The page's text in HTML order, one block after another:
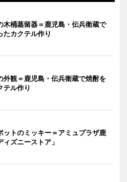
木桶蒸留器＝鹿児島・伝兵衛蔵で
たカクテル作り
外観＝鹿児島・伝兵衛蔵で焼酎を
テル作り
ットのミッキー＝アミュプラザ鹿
ィズニーストア」